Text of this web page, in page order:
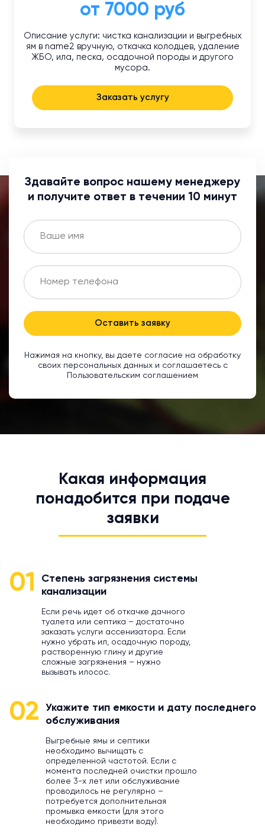
от 7000 руб
Описание услуги: чистка канализации и выгребных
ям в name2 вручную, откачка колодцев, удаление
ЖБО, ила, песка, осадочной породы и другого
мусора.
Заказать услугу
Здавайте вопрос нашему менеджеру
и получите ответ в течении 10 минут
Оставить заявку
Нажимая на кнопку, вы даете согласие на обработку
своих персональных данных и соглашаетесь с
Пользовательским соглашением
Какая информация
понадобится при подаче
заявки
01
Степень загрязнения системы
канализации
Если речь идет об откачке дачного
туалета или септика – достаточно
заказать услуги ассенизатора. Если
нужно убрать ил, осадочную породу,
растворенную глину и другие
сложные загрязнения – нужно
вызывать илосос.
02
Укажите тип емкости и дату последнего
обслуживания
Выгребные ямы и септики
необходимо вычищать с
определенной частотой. Если с
момента последней очистки прошло
более 3-х лет или обслуживание
проводилось не регулярно –
потребуется дополнительная
промывка емкости (для этого
необходимо привезти воду).